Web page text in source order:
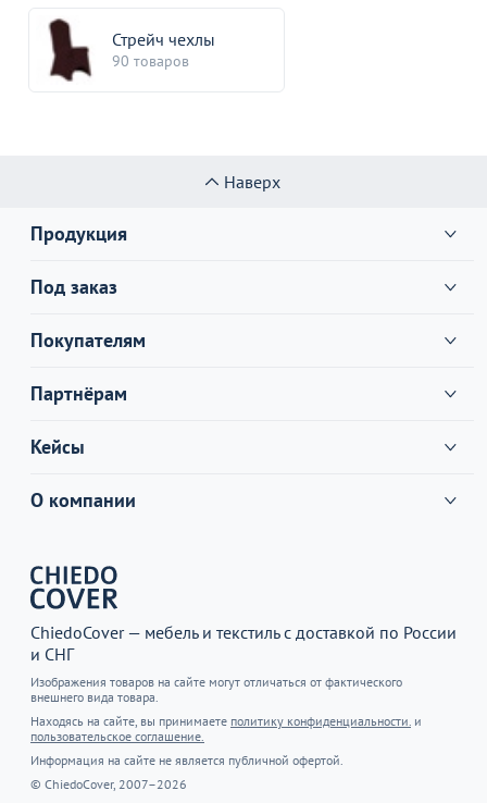
Стрейч чехлы
90 товаров
Наверх
Продукция
Под заказ
Покупателям
Партнёрам
Кейсы
О компании
ChiedoCover — мебель и текстиль с доставкой по России
и СНГ
Изображения товаров на сайте могут отличаться от фактического
внешнего вида товара.
Находясь на сайте, вы принимаете политику конфиденциальности. и
пользовательское соглашение.
Информация на сайте не является публичной офертой.
© ChiedoCover, 2007–2026